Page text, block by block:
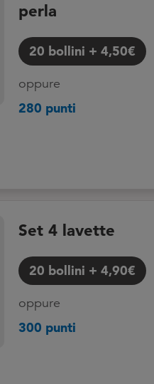
perla
20 bollini + 4,50€
oppure
280 punti
Set 4 lavette
20 bollini + 4,90€
oppure
300 punti